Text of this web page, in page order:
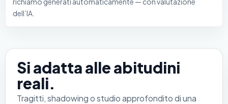
dell’IA.
Si adatta alle abitudini
reali.
Tragitti, shadowing o studio approfondito di una